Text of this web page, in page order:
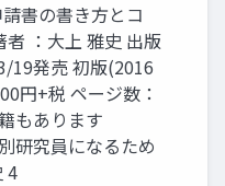
書の書き方とコ
者 ：大上 雅史 出版
19発売 初版(2016
円+税 ページ数：
もあります
研究員になるため
4